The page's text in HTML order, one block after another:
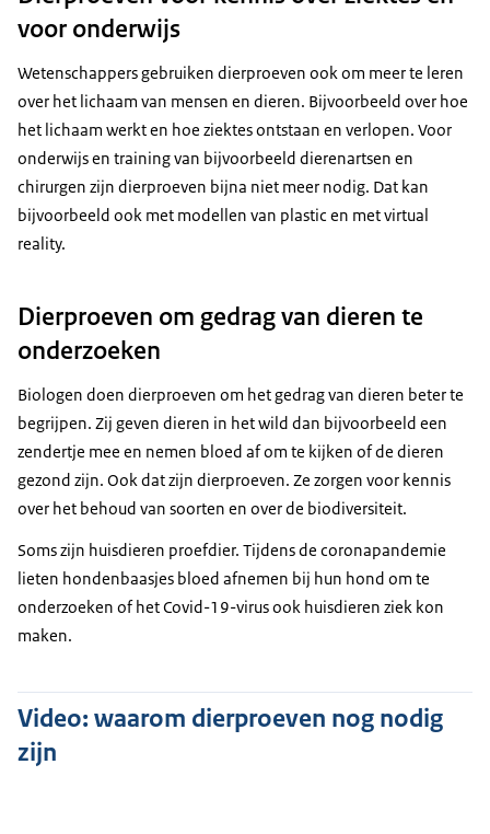
voor onderwijs
Wetenschappers gebruiken dierproeven ook om meer te leren
over het lichaam van mensen en dieren. Bijvoorbeeld over hoe
het lichaam werkt en hoe ziektes ontstaan en verlopen. Voor
onderwijs en training van bijvoorbeeld dierenartsen en
chirurgen zijn dierproeven bijna niet meer nodig. Dat kan
bijvoorbeeld ook met modellen van plastic en met virtual
reality.
Dierproeven om gedrag van dieren te
onderzoeken
Biologen doen dierproeven om het gedrag van dieren beter te
begrijpen. Zij geven dieren in het wild dan bijvoorbeeld een
zendertje mee en nemen bloed af om te kijken of de dieren
gezond zijn. Ook dat zijn dierproeven. Ze zorgen voor kennis
over het behoud van soorten en over de biodiversiteit.
Soms zijn huisdieren proefdier. Tijdens de coronapandemie
lieten hondenbaasjes bloed afnemen bij hun hond om te
onderzoeken of het Covid-19-virus ook huisdieren ziek kon
maken.
Video: waarom dierproeven nog nodig
zijn